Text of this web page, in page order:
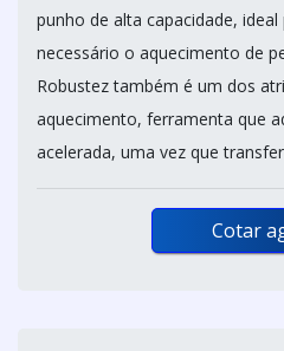
punho de alta capacidade,
necessário o aquecimento de
Robustez também é um dos
aquecimento, ferramenta que
acelerada, uma vez que
Cotar